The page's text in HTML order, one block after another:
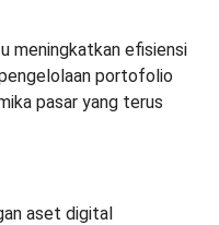
meningkatkan efisiensi
portofolio
pasar yang terus
aset digital